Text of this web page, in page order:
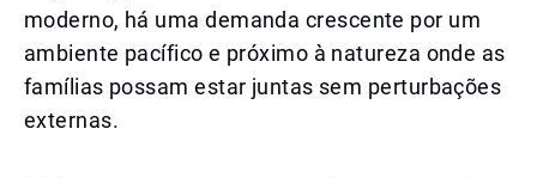
moderno, há uma demanda crescente por um
ambiente pacífico e próximo à natureza onde as
famílias possam estar juntas sem perturbações
externas.